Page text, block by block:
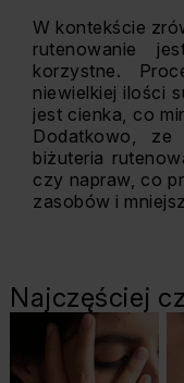
W kontekście
rutenowanie
korzystne.
niewielkiej ilości
jest cienka, co
Dodatkowo, ze
biżuteria
czy napraw, co
zasobów i
Najczęściej